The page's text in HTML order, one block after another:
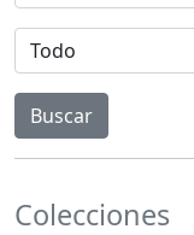
Colecciones